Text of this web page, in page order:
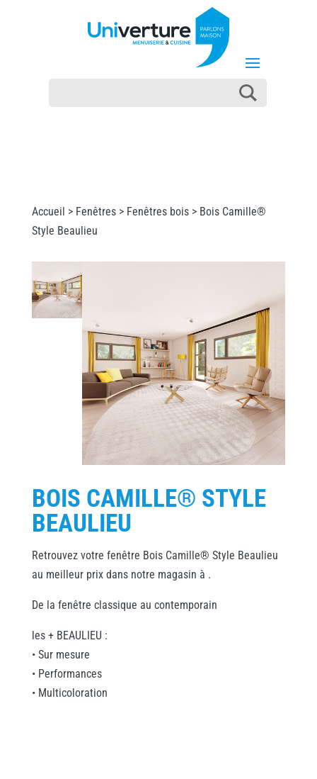
Accueil > Fenêtres> Fenêtres bois> Bois Camille®
Style Beaulieu
BOIS CAMILLE® STYLE
BEAULIEU
Retrouvez votre fenêtre Bois Camille® Style Beaulieu
au meilleur prix dans notre magasin à .
De la fenêtre classique au contemporain
les + BEAULIEU :
• Sur mesure
• Performances
• Multicoloration